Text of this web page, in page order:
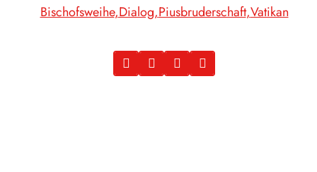
Bischofsweihe Dialog Piusbruderschaft Vatikan